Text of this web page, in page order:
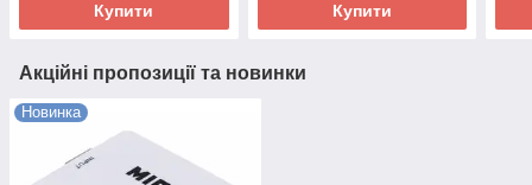
Купити Купити
Акційні пропозиції та новинки
Новинка